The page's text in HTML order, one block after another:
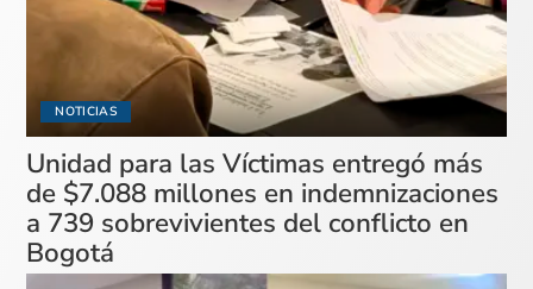
NOTICIAS
Unidad para las Víctimas entregó más
de $7.088 millones en indemnizaciones
a 739 sobrevivientes del conflicto en
Bogotá